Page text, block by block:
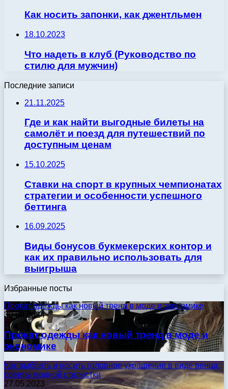
Как носить запонки, как джентльмен
18.10.2023
Что надеть в клуб (Руководство по
стилю для мужчин)
Последние записи
21.11.2025
Где и как найти выгодные билеты на
самолёт и поезд для путешествий по
доступным ценам
15.10.2025
Ставки на спорт в крупных чемпионатах
стратегии и особенности успешного
беттинга
16.09.2025
Виды бонусов букмекерских контор и
как их правильно использовать для
выигрыша
Избранные посты
Прокат одежды как новый тренд в моде и экономике
30.09.2024
Прокат одежды как новый тренд в моде и
экономике
Как выбрать и носить головное украшение в виде венца:
советы модной стилистки
27.05.2023